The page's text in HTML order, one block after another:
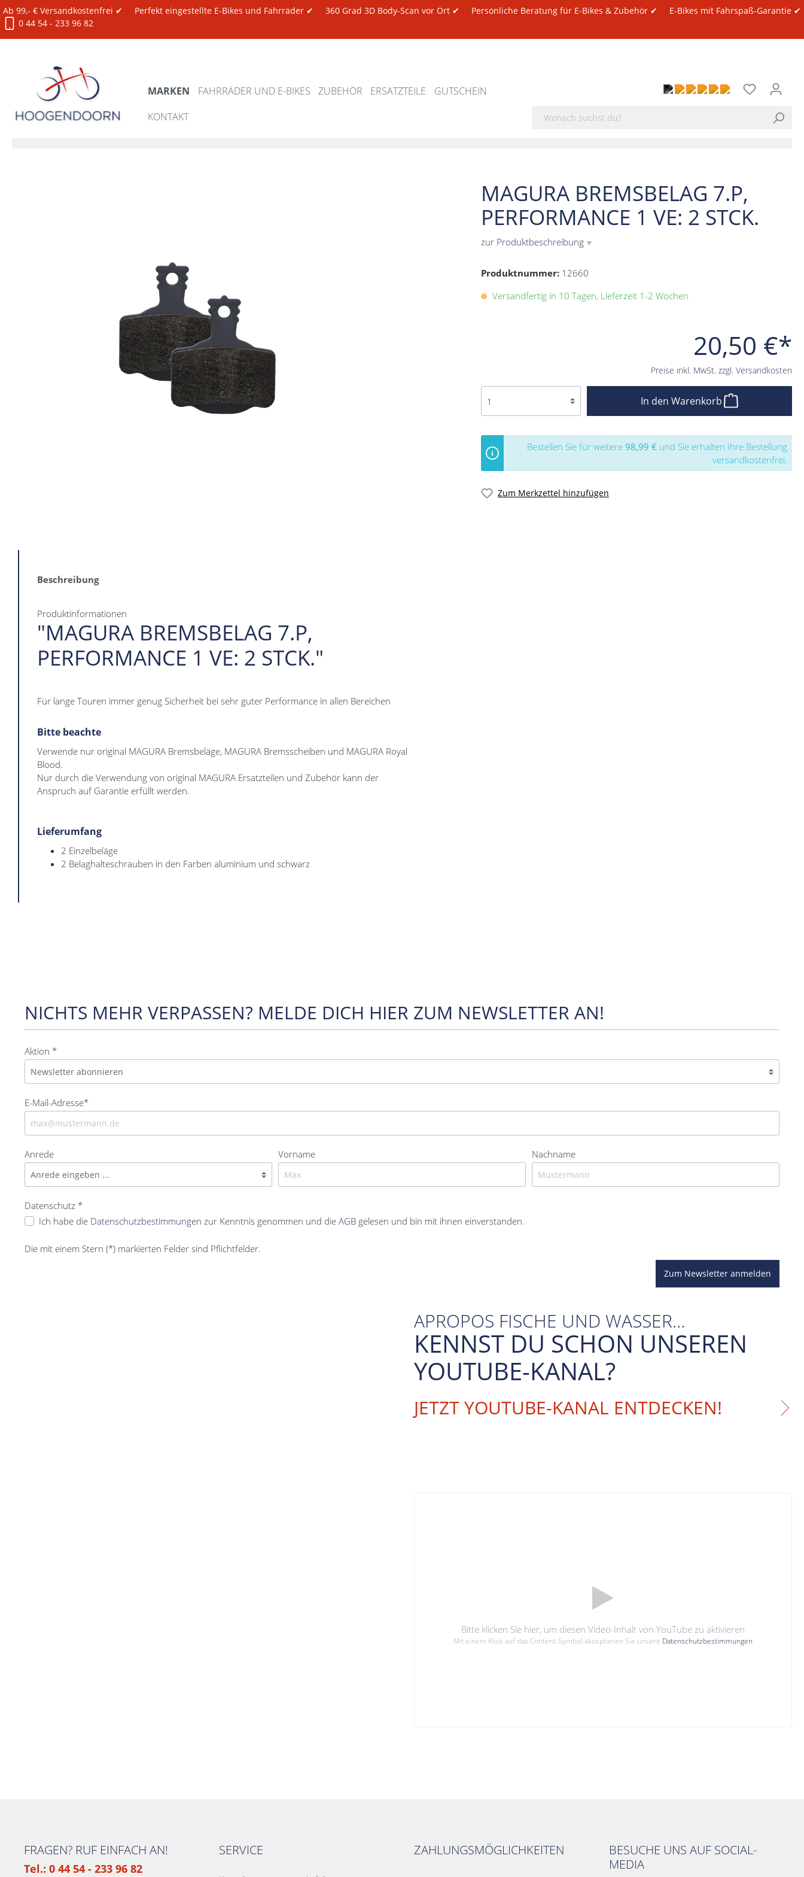
Ab 99,- € Versandkostenfrei ✔ Perfekt eingestellte E-Bikes und Fahrräder ✔ 360 Grad 3D Body-Scan vor Ort ✔ Persönliche Beratung für E-Bikes & Zubehör ✔
E-Bikes mit Fahrspaß-Garantie ✔
0 44 54 - 233 96 82
MARKEN FAHRRÄDER UND E-BIKES ZUBEHÖR ERSATZTEILE
GUTSCHEIN
KONTAKT
MAGURA BREMSBELAG 7.P,
PERFORMANCE 1 VE: 2 STCK.
zur Produktbeschreibung ▼
Produktnummer: 12660
20,50 €*
Preise inkl. MwSt. zzgl. Versandkosten
Versandfertig in 10 Tagen, Lieferzeit 1-2 Wochen
In den Warenkorb
Bestellen Sie für weitere 98,99 € und Sie erhalten Ihre Bestellung
versandkostenfrei.
Zum Merkzettel hinzufügen
Beschreibung
Produktinformationen
"MAGURA BREMSBELAG 7.P,
PERFORMANCE 1 VE: 2 STCK."
Für lange Touren immer genug Sicherheit bei sehr guter Performance in allen Bereichen
Bitte beachte
Verwende nur original MAGURA Bremsbeläge, MAGURA Bremsscheiben und MAGURA Royal
Blood.
Nur durch die Verwendung von original MAGURA Ersatzteilen und Zubehör kann der
Anspruch auf Garantie erfüllt werden.
Lieferumfang
2 Einzelbeläge
2 Belaghalteschrauben in den Farben aluminium und schwarz
NICHTS MEHR VERPASSEN? MELDE DICH HIER ZUM NEWSLETTER AN!
Aktion *
E-Mail-Adresse*
Anrede Vorname Nachname
Datenschutz *
Ich habe die Datenschutzbestimmungen zur Kenntnis genommen und die AGB gelesen und bin mit ihnen einverstanden.
Die mit einem Stern (*) markierten Felder sind Pflichtfelder.
Zum Newsletter anmelden
APROPOS FISCHE UND WASSER…
KENNST DU SCHON UNSEREN
YOUTUBE-KANAL?
JETZT YOUTUBE-KANAL ENTDECKEN!
Bitte klicken Sie hier, um diesen Video-Inhalt von YouTube zu aktivieren
Mit einem Klick auf das Content-Symbol akzeptieren Sie unsere Datenschutzbestimmungen
FRAGEN? RUF EINFACH AN!
Tel.: 0 44 54 - 233 96 82
SERVICE ZAHLUNGSMÖGLICHKEITEN
BESUCHE UNS AUF SOCIAL-
MEDIA